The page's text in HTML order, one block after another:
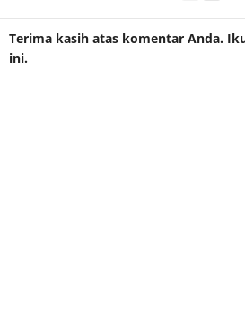
Terima kasih atas komentar Anda.
ini.